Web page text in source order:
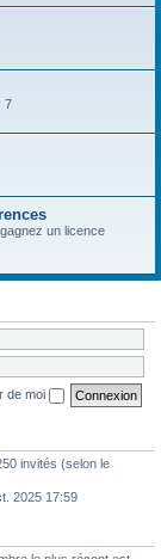
7
un licence
de moi
invités (selon le
2025 17:59